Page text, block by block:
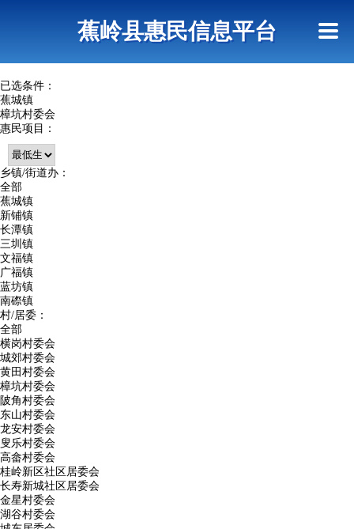
蕉岭县惠民信息平台
已选条件：
蕉城镇
樟坑村委会
惠民项目：
乡镇/街道办：
全部
蕉城镇
新铺镇
长潭镇
三圳镇
文福镇
广福镇
蓝坊镇
南磜镇
村/居委：
全部
横岗村委会
城郊村委会
黄田村委会
樟坑村委会
陂角村委会
东山村委会
龙安村委会
叟乐村委会
高畲村委会
桂岭新区社区居委会
长寿新城社区居委会
金星村委会
湖谷村委会